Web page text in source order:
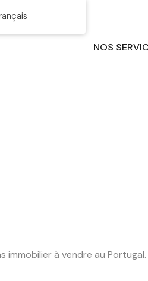
NOS
immobilier à vendre au